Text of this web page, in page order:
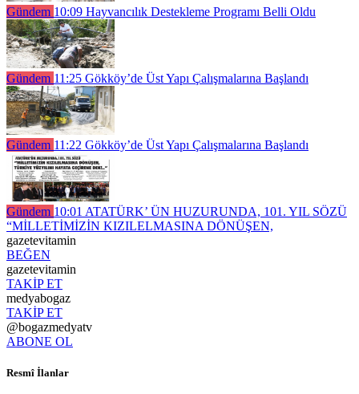
Gündem 10:09 Hayvancılık Destekleme Programı Belli Oldu
Gündem 11:25 Gökköy’de Üst Yapı Çalışmalarına Başlandı
Gündem 11:22 Gökköy’de Üst Yapı Çalışmalarına Başlandı
Gündem 10:01 ATATÜRK’ ÜN HUZURUNDA, 101. YIL SÖZÜ
“MİLLETİMİZİN KIZILELMASINA DÖNÜŞEN,
gazetevitamin
BEĞEN
gazetevitamin
TAKİP ET
medyabogaz
TAKİP ET
@bogazmedyatv
ABONE OL
Resmî İlanlar